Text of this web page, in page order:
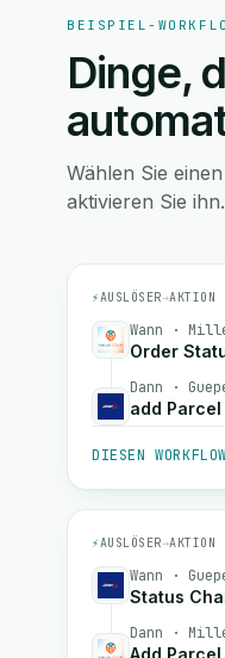
BEISPIEL-
Dinge,
Wählen Sie
aktivieren Sie ihn.
⚡AUSLÖSER→AKTION
Wann ·
Order
Dann ·
add Parcel
DIESEN
⚡AUSLÖSER→AKTION
Wann ·
Status
Dann ·
Add Parcel